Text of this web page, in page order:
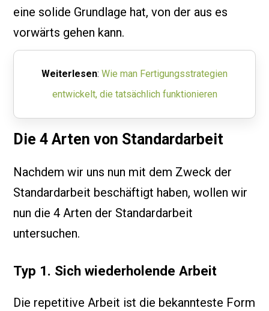
eine solide Grundlage hat, von der aus es
vorwärts gehen kann.
Weiterlesen: Wie man Fertigungsstrategien
entwickelt, die tatsächlich funktionieren
Die 4 Arten von Standardarbeit
Nachdem wir uns nun mit dem Zweck der
Standardarbeit beschäftigt haben, wollen wir
nun die 4 Arten der Standardarbeit
untersuchen.
Typ 1. Sich wiederholende Arbeit
Die repetitive Arbeit ist die bekannteste Form